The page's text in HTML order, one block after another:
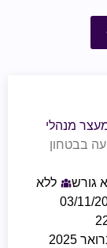
מנהלי
בבטחון
גורש
ללא
03/11/
2025